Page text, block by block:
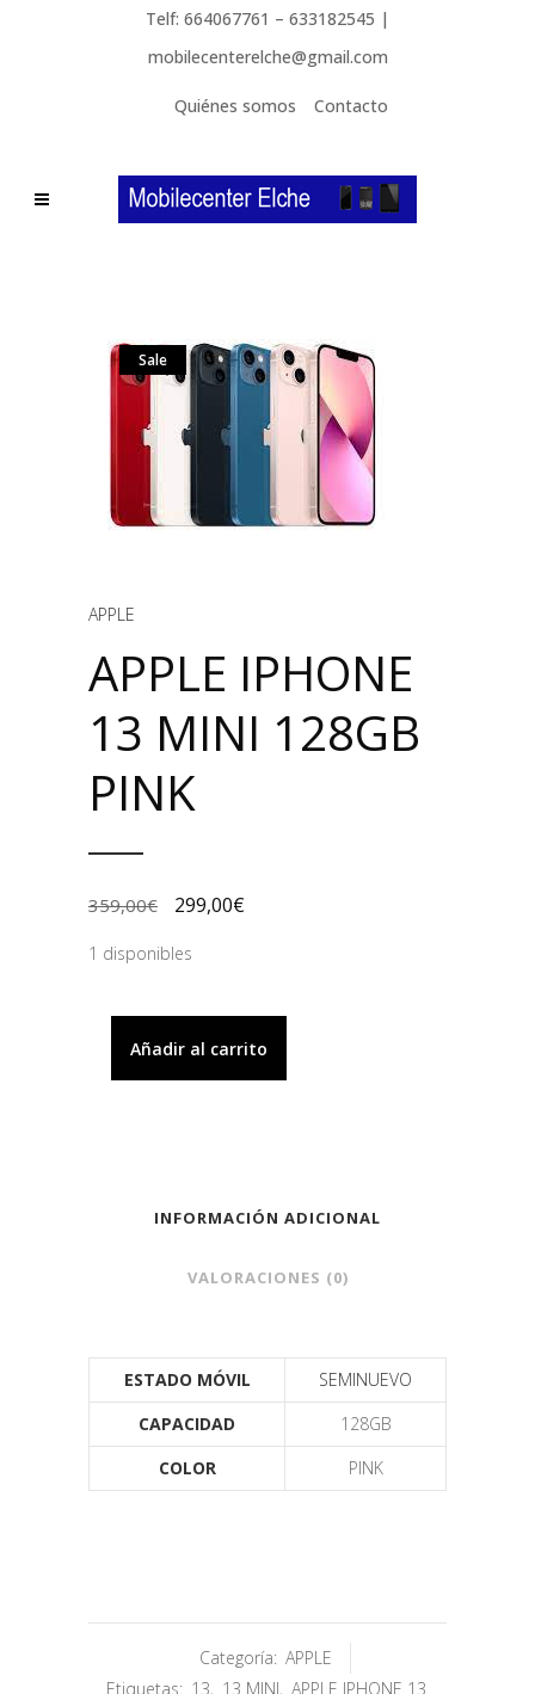
Telf: 664067761 – 633182545 |
mobilecenterelche@gmail.com
Quiénes somos Contacto
Sale
APPLE
APPLE IPHONE
13 MINI 128GB
PINK
359,00€ 299,00€
1 disponibles
Añadir al carrito
INFORMACIÓN ADICIONAL
VALORACIONES (0)
ESTADO MÓVIL
SEMINUEVO
CAPACIDAD
128GB
COLOR
PINK
Categoría: APPLE
Etiquetas: 13, 13 MINI, APPLE IPHONE 13